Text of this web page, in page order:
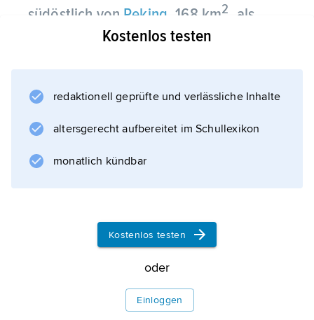
südöstlich von Peking , 168 km2 , als
Verwaltungsgebiet (seit 1967 erneut
11 920 km2und (2017) 12 Mio.
Einwohner.
Kostenlos testen
redaktionell geprüfte und verlässliche Inhalte
altersgerecht aufbereitet im Schullexikon
monatlich kündbar
Kostenlos testen
oder
Einloggen